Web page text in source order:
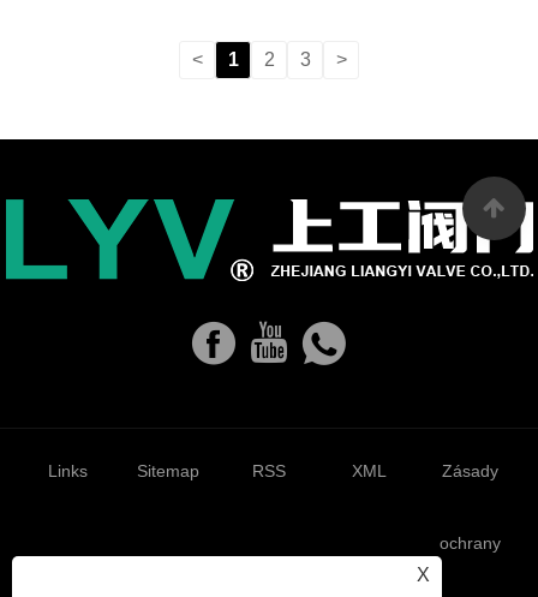
< 1 2 3 >
X
Links Sitemap RSS XML Zásady
ochrany